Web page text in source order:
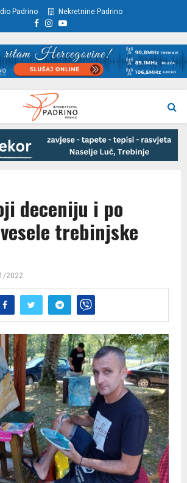
Padrino Nekretnine Padrino
Facebook
Instagram
Youtube
deceniju i po
trebinjske
2022